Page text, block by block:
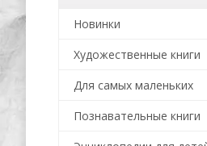
Новинки
Художественные книги
Для самых маленьких
Познавательные книги